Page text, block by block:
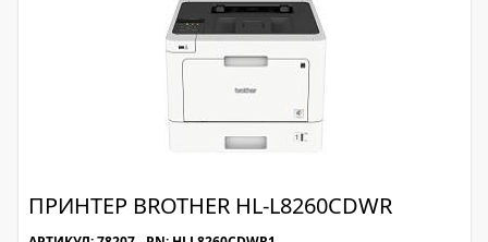
ПРИНТЕР BROTHER HL-L8260CDWR